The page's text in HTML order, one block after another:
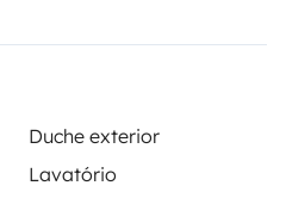
Duche exterior
Lavatório